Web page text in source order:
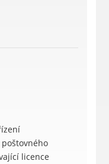
licence